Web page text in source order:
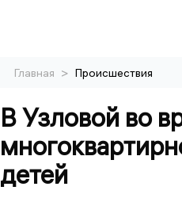
Главная > Происшествия
В Узловой во
детей